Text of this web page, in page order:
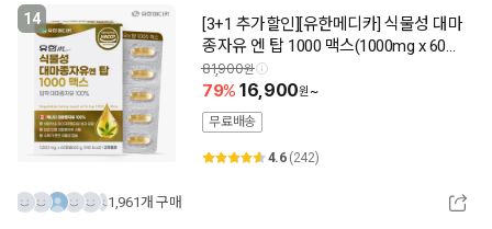
14
[3+1 추가할인][유한메디카] 식물성 대마
종자유 엔 탑 1000 맥스(1000mg x 60캡
슐/2개월분) 햄프씨드
81,900
79 16,900
~
무료배송
4.6 (242)
1,961개 구매